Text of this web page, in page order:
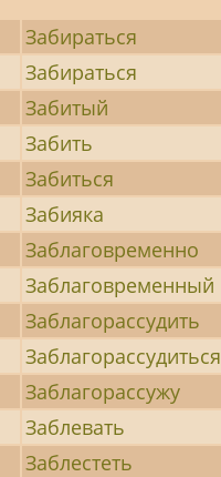
Забираться
Забираться
Забитый
Забить
Забиться
Забияка
Заблаговременно
Заблаговременный
Заблагорассудить
Заблагорассудиться
Заблагорассужу
Заблевать
Заблестеть